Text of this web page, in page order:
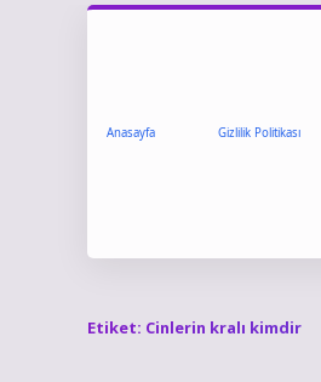
Anasayfa Gizlilik Politikası
Etiket: Cinlerin kralı kimdir